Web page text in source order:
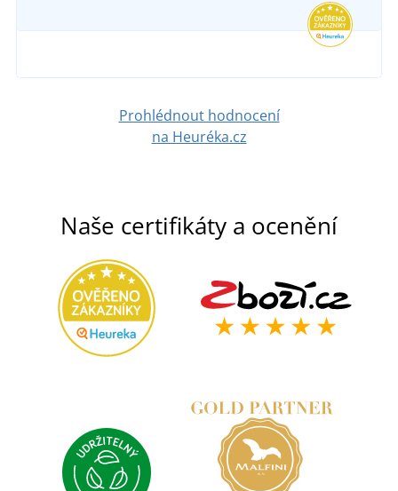
Prohlédnout hodnocení
na Heuréka.cz
Naše certifikáty a ocenění